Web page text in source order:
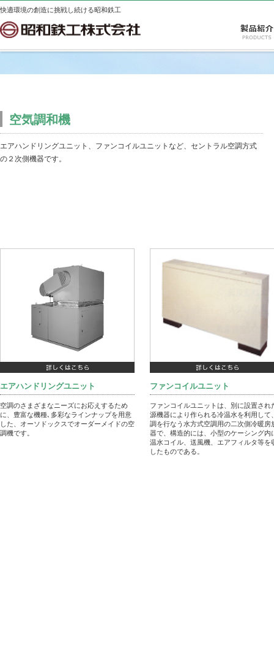
快適環境の創造に挑戦し続ける昭和鉄工
空気調和機
エアハンドリングユニット、ファンコイルユニットなど、セントラル空調方式
の２次側機器です。
エアハンドリングユニット
空調のさまざまなニーズにお応えするため
に、豊富な機種､多彩なラインナップを用意
した、オーソドックスでオーダーメイドの空
調機です。
ファンコイルユニット
ファンコイルユニットは、別に設置され
源機器により作られる冷温水を利用して
調を行なう水方式空調用の二次側冷暖房
器で、構造的には、小型のケーシング内
温水コイル、送風機、エアフィルタ等を
したものである。